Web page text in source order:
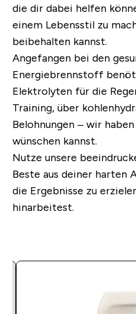
die dir dabei helfen
einem Lebensstil zu
beibehalten kannst.
Angefangen bei den
Energiebrennstoff
Elektrolyten für die
Training, über
Belohnungen – wir
wünschen kannst.
Nutze unsere
Beste aus deiner harten
die Ergebnisse zu
hinarbeitest.